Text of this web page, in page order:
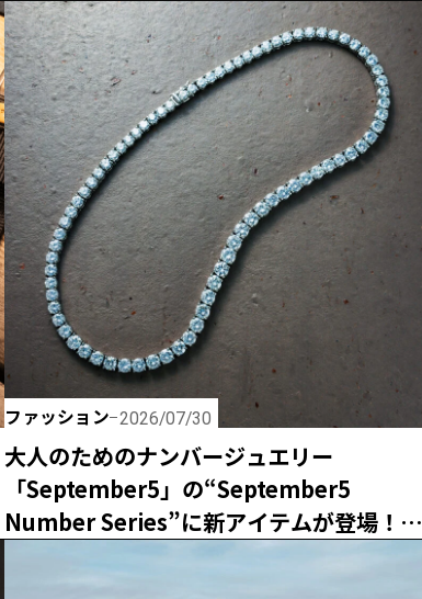
ファッション 2026/07/30
大人のためのナンバージュエリー
「September5」の“September5
Number Series”に新アイテムが登場！
エシカルな輝きで日常に寄り添う「ラボグ